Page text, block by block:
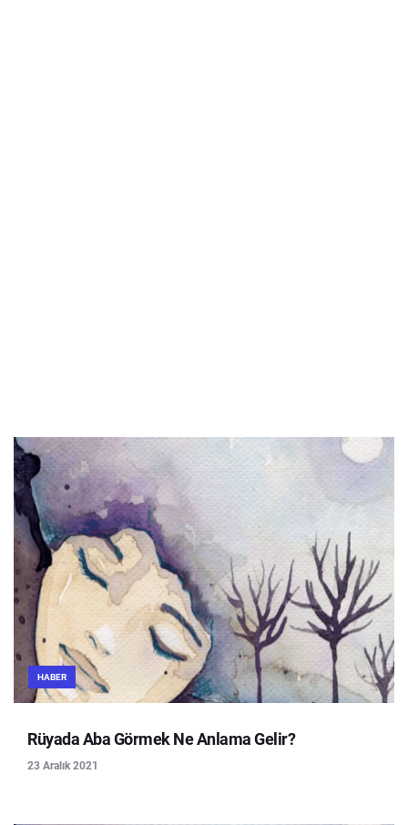
HABER
Rüyada Aba Görmek Ne Anlama Gelir?
23 Aralık 2021